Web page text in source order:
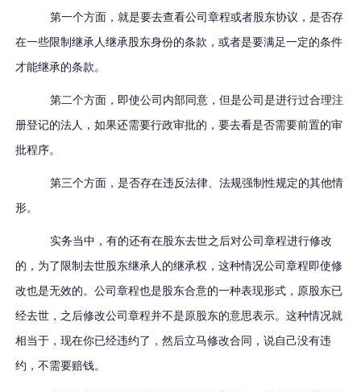
第一个方面，就是要去查看公司章程或者股东协议，是否存
在一些限制继承人继承股东身份的条款，或者是要满足一定的条件
才能继承的条款。
第二个方面，即使公司内部同意，但是公司是进行过合理注
册登记的法人，如果还需要行政审批的，要去看是否需要前置的审
批程序。
第三个方面，是否存在违反法律、法规强制性规定的其他情
形。
实务当中，有的还有在股东去世之后对公司章程进行修改
的，为了限制去世股东继承人的继承权，这种情况公司章程即使修
改也是无效的。公司章程也是股东合意的一种表现形式，原股东已
经去世，之后修改公司章程并不是原股东的意思表示。这种情况就
相当于，现在你已经违约了，然后立马修改合同，说自己没有违
约，不需要赔钱。